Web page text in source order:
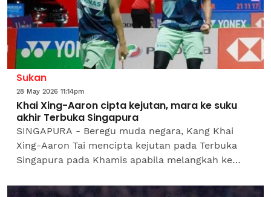
Sukan
28 May 2026 11:14pm
Khai Xing-Aaron cipta kejutan, mara ke suku
akhir Terbuka Singapura
SINGAPURA - Beregu muda negara, Kang Khai
Xing-Aaron Tai mencipta kejutan pada Terbuka
Singapura pada Khamis apabila melangkah ke
lelaki negara iaitu juara...